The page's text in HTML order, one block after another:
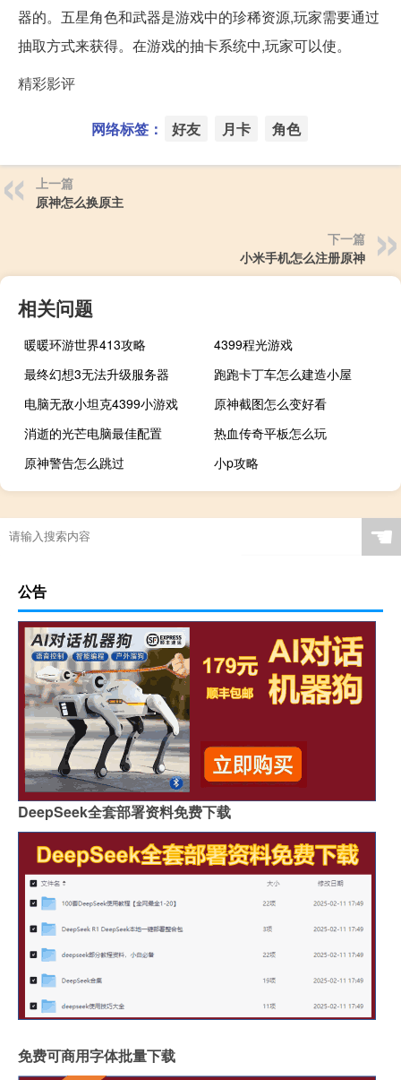
器的。五星角色和武器是游戏中的珍稀资源,玩家需要通过
抽取方式来获得。在游戏的抽卡系统中,玩家可以使。
精彩影评
网络标签： 好友 月卡 角色
上一篇
原神怎么换原主
下一篇
小米手机怎么注册原神
相关问题
暖暖环游世界413攻略
4399程光游戏
最终幻想3无法升级服务器
跑跑卡丁车怎么建造小屋
电脑无敌小坦克4399小游戏
原神截图怎么变好看
消逝的光芒电脑最佳配置
热血传奇平板怎么玩
原神警告怎么跳过
小p攻略
☚
公告
DeepSeek全套部署资料免费下载
免费可商用字体批量下载